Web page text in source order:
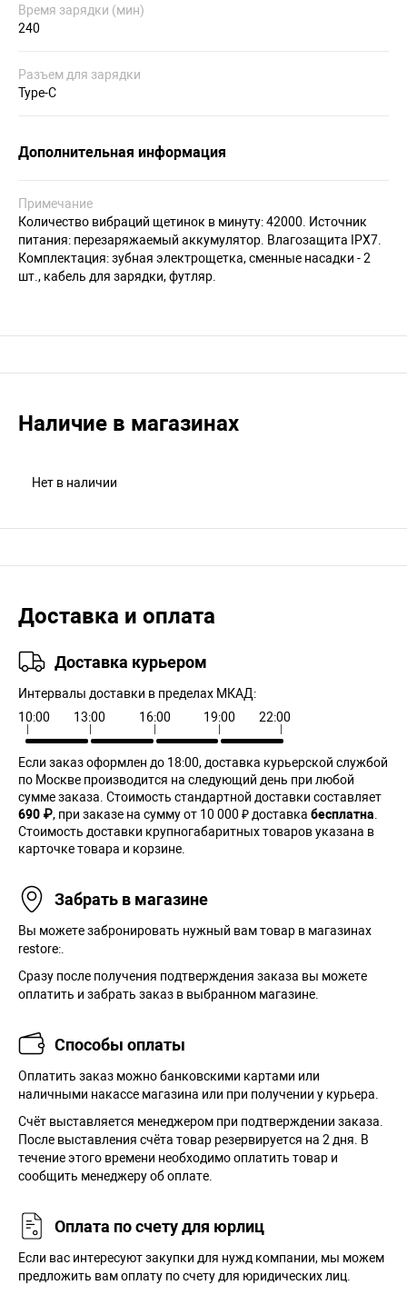
Время зарядки (мин)
240
Разъем для зарядки
Type-C
Дополнительная информация
Примечание
Количество вибраций щетинок в минуту: 42000. Источник
питания: перезаряжаемый аккумулятор. Влагозащита IPX7.
Комплектация: зубная электрощетка, сменные насадки - 2
шт., кабель для зарядки, футляр.
Наличие в магазинах
Нет в наличии
Доставка и оплата
Доставка курьером
Интервалы доставки в пределах МКАД:
10:00
13:00 16:00 19:00 22:00
Если заказ оформлен до 18:00, доставка курьерской службой
по Москве производится на следующий день при любой
сумме заказа. Cтоимость стандартной доставки составляет
690 ₽, при заказе на сумму от 10 000 ₽ доставка бесплатна
Стоимость доставки крупногабаритных товаров указана в
карточке товара и корзине.
Забрать в магазине
Вы можете забронировать нужный вам товар в магазинах
restore:.
Сразу после получения подтверждения заказа вы можете
оплатить и забрать заказ в выбранном магазине.
Способы оплаты
Оплатить заказ можно банковскими картами или
наличными накассе магазина или при получении у курьера.
Cчёт выставляется менеджером при подтверждении заказа.
После выставления счёта товар резервируется на 2 дня. В
течение этого времени необходимо оплатить товар и
сообщить менеджеру об оплате.
Оплата по счету для юрлиц
Если вас интересуют закупки для нужд компании, мы можем
предложить вам оплату по счету для юридических лиц.